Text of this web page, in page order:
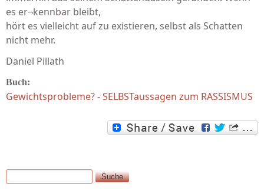
es er¬kennbar bleibt,
hört es vielleicht auf zu existieren, selbst als Schatten
nicht mehr.
Daniel Pillath
Buch:
Gewichtsprobleme? - SELBSTaussagen zum RASSISMUS
Suchformular
Suche